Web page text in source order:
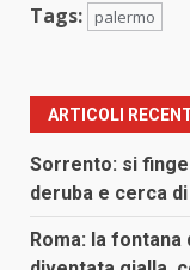
Tags: palermo
ARTICOLI
Sorrento: si
deruba e cerca
Roma: la fontana